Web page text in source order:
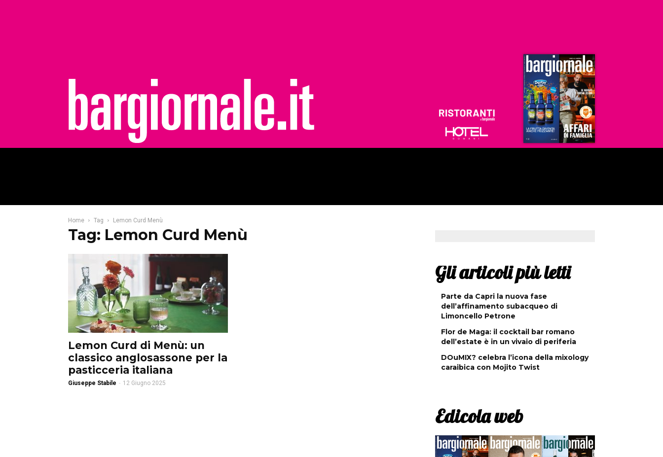
Ristoranti
Hoteldomani
Home Tag Lemon Curd Menù
Tag: Lemon Curd Menù
Lemon Curd di Menù: un
classico anglosassone per la
pasticceria italiana
Giuseppe Stabile - 12 Giugno 2025
Gli articoli più letti
Parte da Capri la nuova fase
dell’affinamento subacqueo di
Limoncello Petrone
Flor de Maga: il cocktail bar romano
dell’estate è in un vivaio di periferia
DOuMIX? celebra l’icona della mixology
caraibica con Mojito Twist
Edicola web